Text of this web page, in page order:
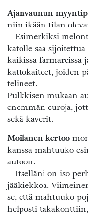
Ajanvaunun
niin ikään tilan
– Esimerkiksi
katolle saa
kaikissa farmareissa
kattokaiteet, joiden
telineet.
Pulkkisen mukaan
enemmän euroja,
sekä kaverit.
Moilanen kertoo
kanssa mahtuuko
autoon.
– Itselläni on iso
jääkiekkoa.
se, että mahtuuko
helposti